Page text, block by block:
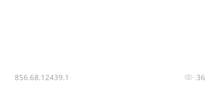
856.68.12439.1 36